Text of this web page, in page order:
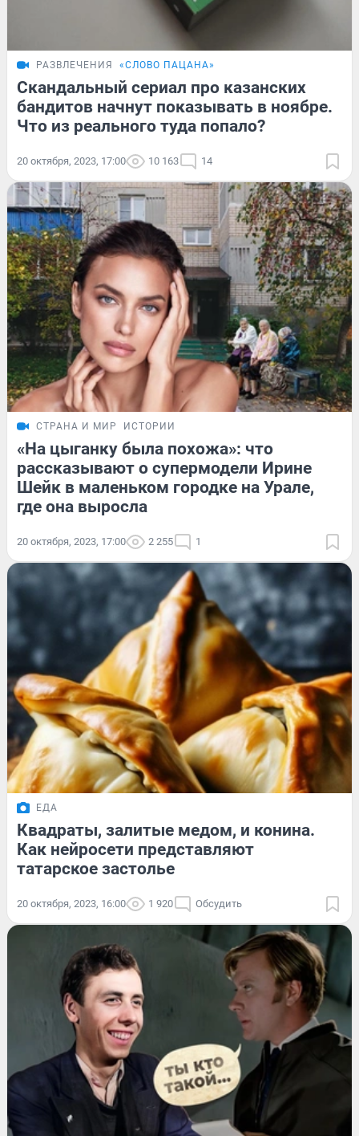
РАЗВЛЕЧЕНИЯ «СЛОВО ПАЦАНА»
Скандальный сериал про казанских
бандитов начнут показывать в ноябре.
Что из реального туда попало?
20 октября, 2023, 17:00 10 163 14
СТРАНА И МИР ИСТОРИИ
«На цыганку была похожа»: что
рассказывают о супермодели Ирине
Шейк в маленьком городке на Урале,
где она выросла
20 октября, 2023, 17:00 2 255 1
ЕДА
Квадраты, залитые медом, и конина.
Как нейросети представляют
татарское застолье
20 октября, 2023, 16:00 1 920 Обсудить